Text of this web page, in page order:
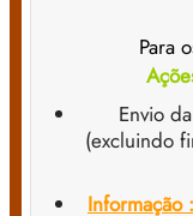
Para
Envio
(excluindo
Informação :